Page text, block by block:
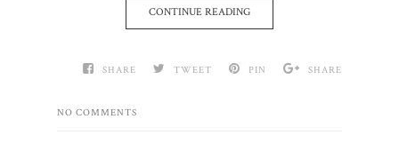
CONTINUE READING
SHARE TWEET PIN SHARE
NO COMMENTS